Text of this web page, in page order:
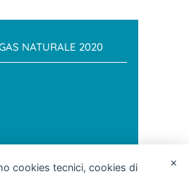
NATURALE 2020
cookies tecnici, cookies di
×